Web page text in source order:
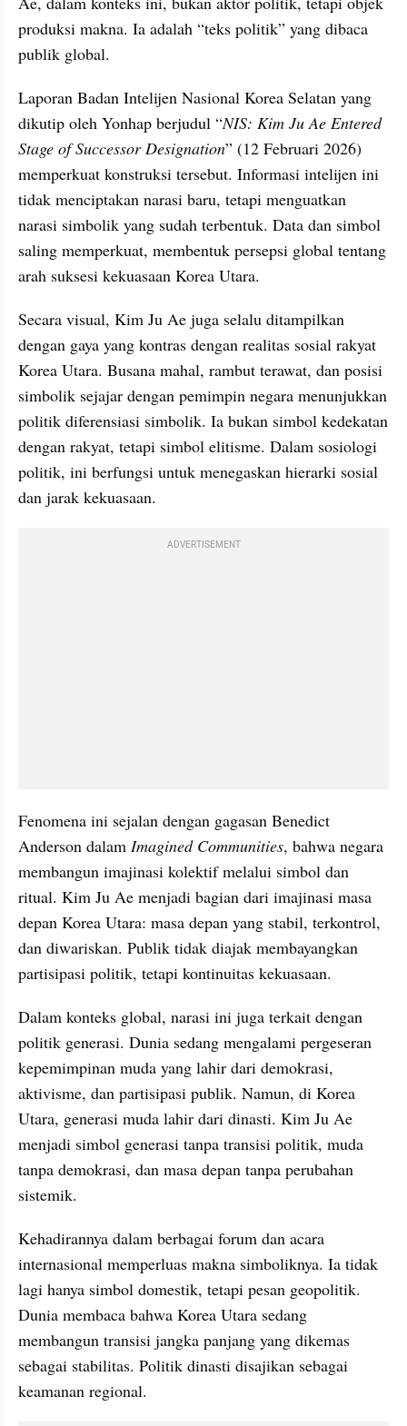
produksi makna. Ia adalah “teks politik” yang dibaca
publik global.
Laporan Badan Intelijen Nasional Korea Selatan yang
dikutip oleh Yonhap berjudul “NIS: Kim Ju Ae Entered
Stage of Successor Designation” (12 Februari 2026)
memperkuat konstruksi tersebut. Informasi intelijen ini
tidak menciptakan narasi baru, tetapi menguatkan
narasi simbolik yang sudah terbentuk. Data dan simbol
saling memperkuat, membentuk persepsi global tentang
arah suksesi kekuasaan Korea Utara.
Secara visual, Kim Ju Ae juga selalu ditampilkan
dengan gaya yang kontras dengan realitas sosial rakyat
Korea Utara. Busana mahal, rambut terawat, dan posisi
simbolik sejajar dengan pemimpin negara menunjukkan
politik diferensiasi simbolik. Ia bukan simbol kedekatan
dengan rakyat, tetapi simbol elitisme. Dalam sosiologi
politik, ini berfungsi untuk menegaskan hierarki sosial
dan jarak kekuasaan.
ADVERTISEMENT
Fenomena ini sejalan dengan gagasan Benedict
Anderson dalam Imagined Communities, bahwa negara
membangun imajinasi kolektif melalui simbol dan
ritual. Kim Ju Ae menjadi bagian dari imajinasi masa
depan Korea Utara: masa depan yang stabil, terkontrol,
dan diwariskan. Publik tidak diajak membayangkan
partisipasi politik, tetapi kontinuitas kekuasaan.
Dalam konteks global, narasi ini juga terkait dengan
politik generasi. Dunia sedang mengalami pergeseran
kepemimpinan muda yang lahir dari demokrasi,
aktivisme, dan partisipasi publik. Namun, di Korea
Utara, generasi muda lahir dari dinasti. Kim Ju Ae
menjadi simbol generasi tanpa transisi politik, muda
tanpa demokrasi, dan masa depan tanpa perubahan
sistemik.
Kehadirannya dalam berbagai forum dan acara
internasional memperluas makna simboliknya. Ia tidak
lagi hanya simbol domestik, tetapi pesan geopolitik.
Dunia membaca bahwa Korea Utara sedang
membangun transisi jangka panjang yang dikemas
sebagai stabilitas. Politik dinasti disajikan sebagai
keamanan regional.